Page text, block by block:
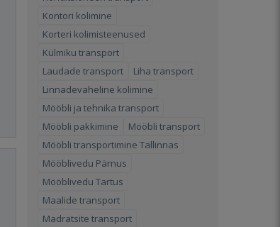
Kontori kolimine
Korteri kolimisteenused
Külmiku transport
Laudade transport
Liha transport
Linnadevaheline kolimine
Mööbli ja tehnika transport
Mööbli pakkimine
Mööbli transport
Mööbli transportimine Tallinnas
Mööblivedu Pärnus
Mööblivedu Tartus
Maalide transport
Madratsite transport